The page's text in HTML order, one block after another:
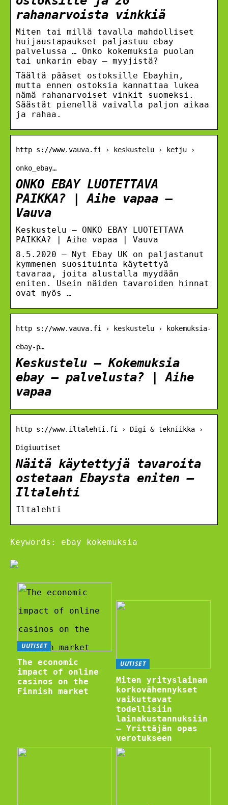
rahanarvoista vinkkiä
Miten tai millä tavalla mahdolliset
huijaustapaukset paljastuu ebay
palvelussa … Onko kokemuksia puolan
tai unkarin ebay – myyjistä?
Täältä pääset ostoksille Ebayhin,
mutta ennen ostoksia kannattaa lukea
nämä rahanarvoiset vinkit suomeksi.
Säästät pienellä vaivalla paljon aikaa
ja rahaa.
http s://www.vauva.fi › keskustelu › ketju ›
onko_ebay…
ONKO EBAY LUOTETTAVA
PAIKKA? | Aihe vapaa –
Vauva
Keskustelu – ONKO EBAY LUOTETTAVA
PAIKKA? | Aihe vapaa | Vauva
8.5.2020 — Nyt Ebay UK on paljastanut
kymmenen suosituinta käytettyä
tavaraa, joita alustalla myydään
eniten. Usein näiden tavaroiden hinnat
ovat myös …
http s://www.vauva.fi › keskustelu › kokemuksia-
ebay-p…
Keskustelu – Kokemuksia
ebay – palvelusta? | Aihe
vapaa
http s://www.iltalehti.fi › Digi & tekniikka ›
Digiuutiset
Näitä käytettyjä tavaroita
ostetaan Ebaysta eniten –
Iltalehti
Iltalehti
Keywords: ebay kokemuksia
UUTISET
The economic
impact of online
casinos on the
Finnish market
UUTISET
Miten yrityslainan
korkovähennykset
vaikuttavat
todellisiin
lainakustannuksiin
– Yrittäjän opas
verotukseen